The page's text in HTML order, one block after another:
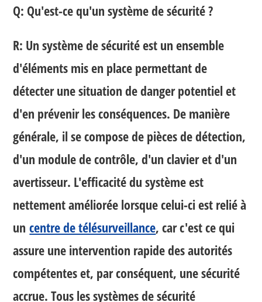
Q: Qu'est-ce qu'un système de sécurité ?
R: Un système de sécurité est un ensemble
d'éléments mis en place permettant de
détecter une situation de danger potentiel et
d'en prévenir les conséquences. De manière
générale, il se compose de pièces de détection,
d'un module de contrôle, d'un clavier et d'un
avertisseur. L'efficacité du système est
nettement améliorée lorsque celui-ci est relié à
uncentre de télésurveillance, car c'est ce qui
assure une intervention rapide des autorités
compétentes et, par conséquent, une sécurité
accrue. Tous les systèmes de sécurité